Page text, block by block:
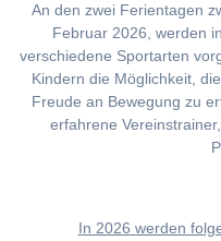
An den zwei Ferientagen
Februar 2026, werden
verschiedene Sportarten
Kindern die Möglichkeit,
Freude an Bewegung zu
erfahrene
In 2026 werden